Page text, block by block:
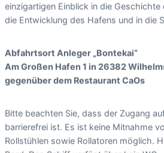
einzigartigen Einblick in die
die Entwicklung des Hafens und in die
Abfahrtsort Anleger „Bontekai“
Am Großen Hafen 1 in 26382
gegenüber dem Restaurant CaOs
Bitte beachten Sie, dass der Zugang
barrierefrei ist. Es ist keine Mitnahme
Rollstühlen sowie Rollatoren möglich.